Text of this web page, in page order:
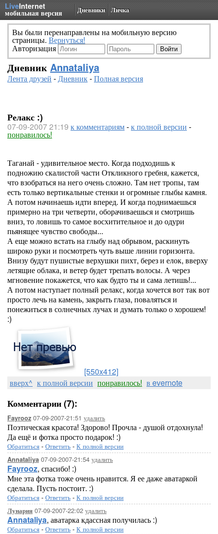
LiveInternet
мобильная версия Дневники Личка
Вы были перенаправлены на мобильную версию
страницы. Вернуться!
Авторизация
Дневник Annataliya
Лента друзей -Дневник-Полная версия
Релакс :)
07-09-2007 21:19 к комментариям-к полной версии -
понравилось!
Таганай - удивительное место. Когда подходишь к
подножию скалистой части Откликного гребня, кажется,
что взобраться на него очень сложно. Там нет тропы, там
есть только вертикальные стенки и огромные глыбы камня.
А потом начинаешь идти вперед. И когда поднимаешься
примерно на три четверти, оборачиваешься и смотришь
вниз, то ловишь то самое восхитительное и до одури
пьянящее чувство свободы...
А еще можно встать на глыбу над обрывом, раскинуть
широко руки и посмотреть чуть выше линии горизонта.
Внизу будут пушистые верхушки пихт, берез и елок, вверху
летящие облака, и ветер будет трепать волосы. А через
мгновение покажется, что как будто ты и сама летишь!...
А потом наступает полный релакс, когда хочется вот так вот
просто лечь на камень, закрыть глаза, поваляться и
понежиться в солнечных лучах и думать только о хорошем!
:)
[550x412]
вверх^ к полной версии понравилось! в evernote
Комментарии (7):
Fayrooz 07-09-2007-21:51 удалить
Поэтическая красота! Здорово! Прочла - душой отдохнула!
Да ещё и фотка просто подарок! :)
Обратиться - Ответить - К полной версии
Annataliya 07-09-2007-21:54 удалить
Fayrooz, спасибо! :)
Мне эта фотка тоже очень нравится. Я ее даже аватаркой
сделала. Пусть постоит. :)
Обратиться - Ответить - К полной версии
Лунария 07-09-2007-22:02 удалить
Annataliya, аватарка кдассная получилась :)
Обратиться - Ответить - К полной версии